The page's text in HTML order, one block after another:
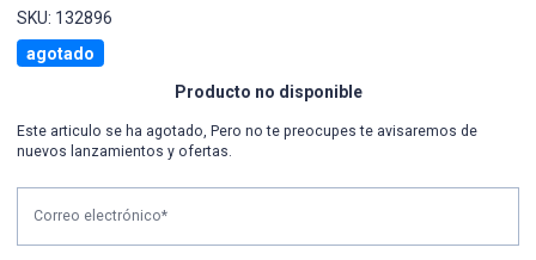
SKU: 132896
agotado
Producto no disponible
Este articulo se ha agotado, Pero no te preocupes te avisaremos de
nuevos lanzamientos y ofertas.
Correo electrónico*